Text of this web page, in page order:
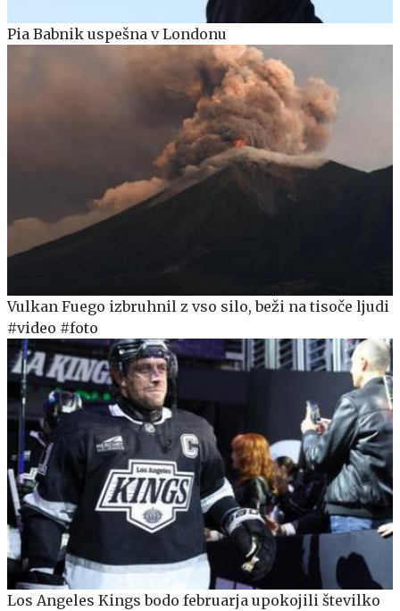
Pia Babnik uspešna v Londonu
Vulkan Fuego izbruhnil z vso silo, beži na tisoče ljudi
#video #foto
Los Angeles Kings bodo februarja upokojili številko